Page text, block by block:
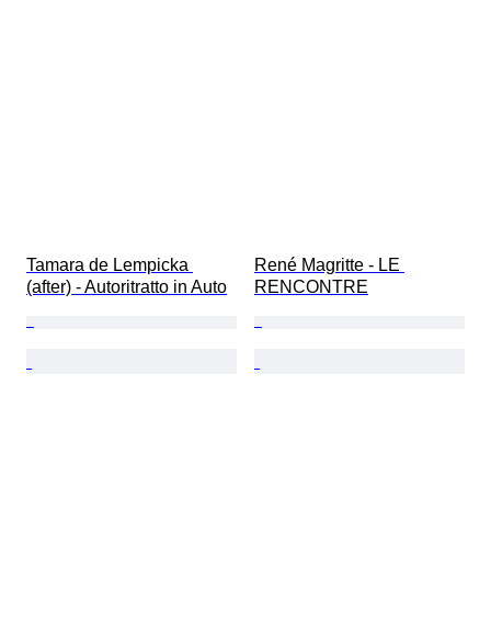
Tamara de Lempicka
(after) - Autoritratto in Auto
René Magritte - LE
RENCONTRE